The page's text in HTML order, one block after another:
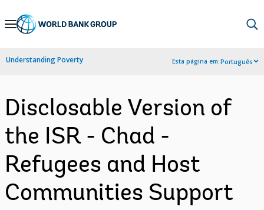
Skip
Navigation
Understanding Poverty Esta página em:Português
Disclosable Version of
the ISR - Chad -
Refugees and Host
Communities Support